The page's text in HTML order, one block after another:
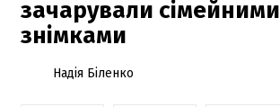
зачарували сімейними
знімками
Надія Біленко